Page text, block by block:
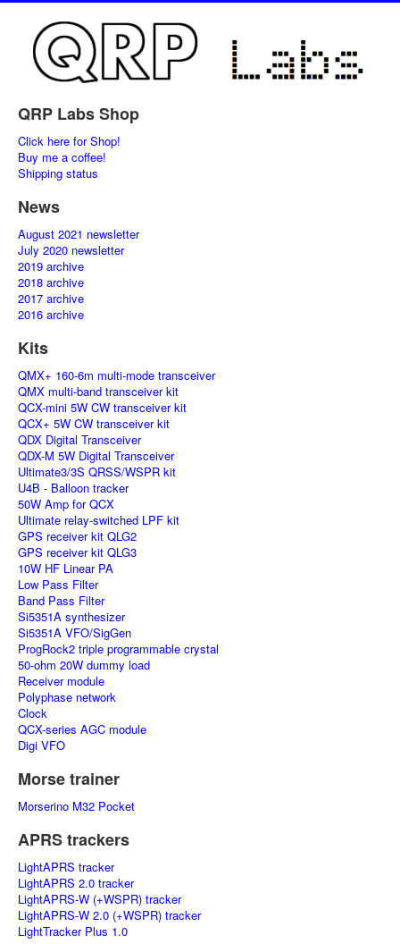
QRP Labs Shop
Click here for Shop!
Buy me a coffee!
Shipping status
News
August 2021 newsletter
July 2020 newsletter
2019 archive
2018 archive
2017 archive
2016 archive
Kits
QMX+ 160-6m multi-mode transceiver
QMX multi-band transceiver kit
QCX-mini 5W CW transceiver kit
QCX+ 5W CW transceiver kit
QDX Digital Transceiver
QDX-M 5W Digital Transceiver
Ultimate3/3S QRSS/WSPR kit
U4B - Balloon tracker
50W Amp for QCX
Ultimate relay-switched LPF kit
GPS receiver kit QLG2
GPS receiver kit QLG3
10W HF Linear PA
Low Pass Filter
Band Pass Filter
Si5351A synthesizer
Si5351A VFO/SigGen
ProgRock2 triple programmable crystal
50-ohm 20W dummy load
Receiver module
Polyphase network
Clock
QCX-series AGC module
Digi VFO
Morse trainer
Morserino M32 Pocket
APRS trackers
LightAPRS tracker
LightAPRS 2.0 tracker
LightAPRS-W (+WSPR) tracker
LightAPRS-W 2.0 (+WSPR) tracker
LightTracker Plus 1.0